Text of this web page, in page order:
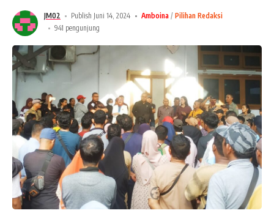
JM02 Publish Juni 14, 2024 Amboina
Pilihan Redaksi
941 pengunjung